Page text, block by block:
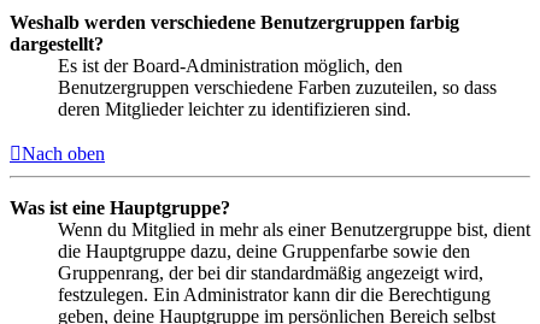
Weshalb werden verschiedene Benutzergruppen farbig
dargestellt?
Es ist der Board-Administration möglich, den
Benutzergruppen verschiedene Farben zuzuteilen, so dass
deren Mitglieder leichter zu identifizieren sind.
Nach oben
Was ist eine Hauptgruppe?
Wenn du Mitglied in mehr als einer Benutzergruppe bist, dient
die Hauptgruppe dazu, deine Gruppenfarbe sowie den
Gruppenrang, der bei dir standardmäßig angezeigt wird,
festzulegen. Ein Administrator kann dir die Berechtigung
geben, deine Hauptgruppe im persönlichen Bereich selbst